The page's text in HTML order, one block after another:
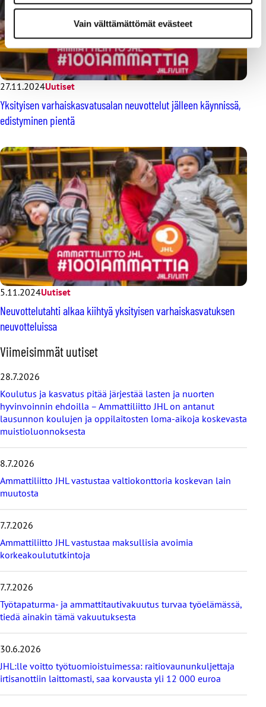
Vain välttämättömät evästeet
27.11.2024Uutiset
Yksityisen varhaiskasvatusalan neuvottelut jälleen käynnissä,
edistyminen pientä
5.11.2024Uutiset
Neuvottelutahti alkaa kiihtyä yksityisen varhaiskasvatuksen
neuvotteluissa
O
h
i
t
a
v
i
i
i
s
i
ä
t
u
u
t
i
e
t
Viimeisimmät uutiset
28.7.2026
Koulutus ja kasvatus pitää järjestää lasten ja nuorten
hyvinvoinnin ehdoilla – Ammattiliitto JHL on antanut
lausunnon koulujen ja oppilaitosten loma-aikoja koskevasta
muistioluonnoksesta
8.7.2026
Ammattiliitto JHL vastustaa valtiokonttoria koskevan lain
muutosta
7.7.2026
Ammattiliitto JHL vastustaa maksullisia avoimia
korkeakoulututkintoja
7.7.2026
Työtapaturma- ja ammattitautivakuutus turvaa työelämässä,
tiedä ainakin tämä vakuutuksesta
30.6.2026
JHL:lle voitto työtuomioistuimessa: raitiovaununkuljettaja
irtisanottiin laittomasti, saa korvausta yli 12 000 euroa